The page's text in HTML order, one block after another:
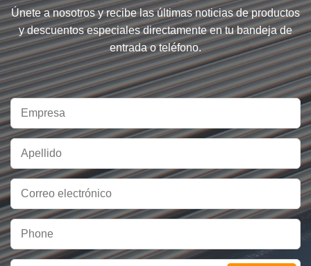
Únete a nosotros y recibe las últimas noticias de productos
y descuentos especiales directamente en tu bandeja de
entrada o teléfono.